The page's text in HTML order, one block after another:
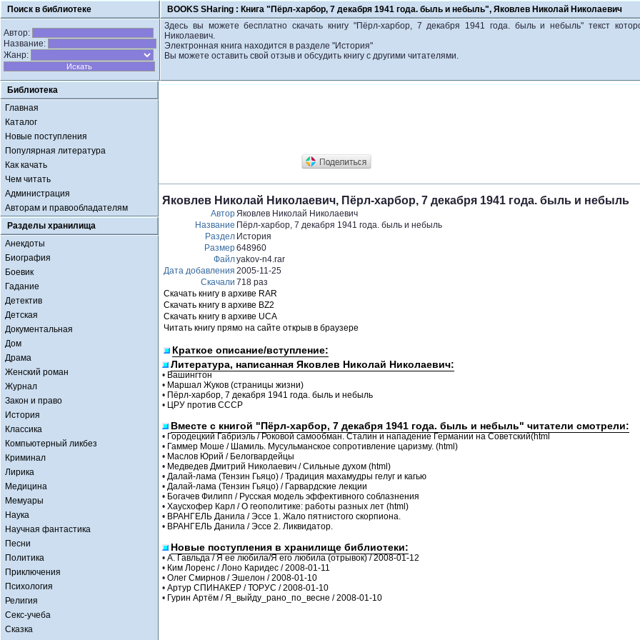
Поиск в библиотеке BOOKS SHaring : Книга "Пёрл-харбор, 7 декабря 1941 года. быль и небыль", Яковлев Николай Николаевич
Автор:
Название:
Жанр:
Здесь вы можете бесплатно скачать книгу "Пёрл-харбор, 7 декабря 1941 года. быль и небыль" текст
Николаевич.
Электронная книга находится в разделе "История"
Вы можете оставить свой отзыв и обсудить книгу с другими читателями.
Библиотека
Главная
Каталог
Новые поступления
Популярная литература
Как качать
Чем читать
Администрация
Авторам и правообладателям
Разделы хранилища
Анекдоты
Биография
Боевик
Гадание
Детектив
Детская
Документальная
Дом
Драма
Женский роман
Журнал
Закон и право
История
Классика
Компьютерный ликбез
Криминал
Лирика
Медицина
Мемуары
Наука
Научная фантастика
Песни
Политика
Приключения
Психология
Религия
Секс-учеба
Сказка
Яковлев Николай Николаевич, Пёрл-харбор, 7 декабря 1941 года. быль и небыль
АвторЯковлев Николай Николаевич
Название Пёрл-харбор, 7 декабря 1941 года. быль и небыль
Раздел История
Размер648960
Файлyakov-n4.rar
Дата добавления 2005-11-25
Скачали 718 раз
Скачать книгу в архиве RAR
Скачать книгу в архиве BZ2
Скачать книгу в архиве UCA
Читать книгу прямо на сайте открыв в браузере
Краткое описание/вступление:
Литература, написанная Яковлев Николай Николаевич:
• Вашингтон
• Маршал Жуков (страницы жизни)
• Пёрл-харбор, 7 декабря 1941 года. быль и небыль
• ЦРУ против СССР
Вместе с книгой "Пёрл-харбор, 7 декабря 1941 года. быль и небыль" читатели смотрели:
• Городецкий Габриэль / Роковой самообман. Сталин и нападение Германии на Советский(html
• Гаммер Моше / Шамиль. Мусульманское сопротивление царизму. (html)
• Маслов Юрий / Белогвардейцы
• Медведев Дмитрий Николаевич / Сильные духом (html)
• Далай-лама (Тензин Гьяцо) / Традиция махамудры гелуг и кагью
• Далай-лама (Тензин Гьяцо) / Гарвардские лекции
• Богачев Филипп / Русская модель эффективного соблазнения
• Хаусхофер Карл / О геополитике: работы разных лет (html)
• ВРАНГЕЛЬ Данила / Эссе 1. Жало пятнистого скорпиона.
• ВРАНГЕЛЬ Данила / Эссе 2. Ликвидатор.
Новые поступления в хранилище библиотеки:
• А. Гавльда / Я ее любила/Я его любила (отрывок) / 2008-01-12
• Ким Лоренс / Лоно Каридес / 2008-01-11
• Олег Смирнов / Эшелон / 2008-01-10
• Артур СПИНАКЕР / ТОРУС / 2008-01-10
• Гурин Артём / Я_выйду_рано_по_весне / 2008-01-10